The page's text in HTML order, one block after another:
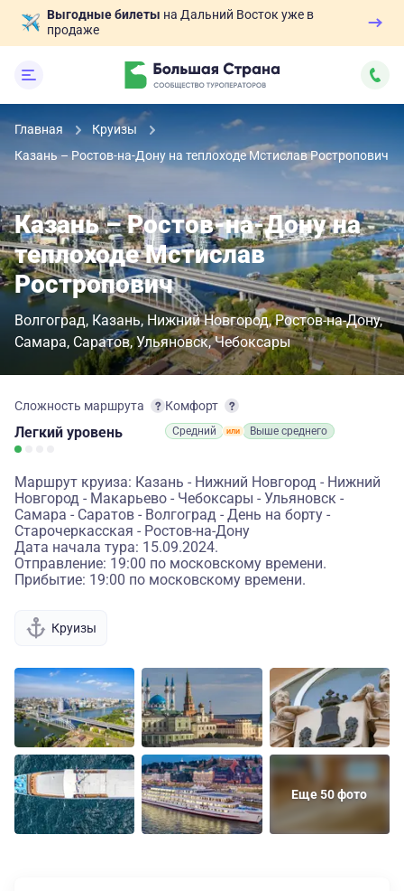
Выгодные билеты на Дальний Восток уже в
продаже
Главная
Круизы
Казань – Ростов-на-Дону на теплоходе Мстислав Ростропович
Казань – Ростов-на-Дону на
теплоходе Мстислав
Ростропович
Волгоград Казань Нижний Новгород Ростов-на-Дону
Самара Саратов Ульяновск Чебоксары
Сложность маршрута
Легкий уровень
Комфорт
Средний Выше среднего
Маршрут круиза: Казань - Нижний Новгород - Нижний
Новгород - Макарьево - Чебоксары - Ульяновск -
Самара - Саратов - Волгоград - День на борту -
Старочеркасская - Ростов-на-Дону
Дата начала тура: 15.09.2024.
Отправление: 19:00 по московскому времени.
Прибытие: 19:00 по московскому времени.
Круизы
Еще 50 фото